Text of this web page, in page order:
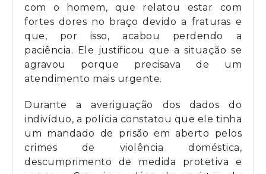
com o homem, que relatou estar com
fortes dores no braço devido a fraturas e
que, por isso, acabou perdendo a
paciência. Ele justificou que a situação se
agravou porque precisava de um
atendimento mais urgente.
Durante a averiguação dos dados do
indivíduo, a polícia constatou que ele tinha
um mandado de prisão em aberto pelos
crimes de violência doméstica,
descumprimento de medida protetiva e